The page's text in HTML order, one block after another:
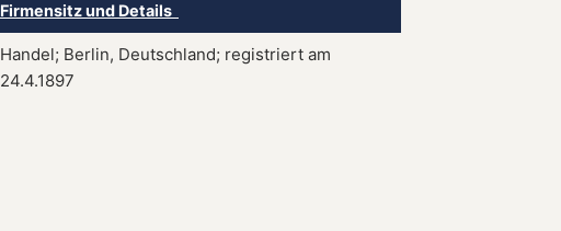
Firmensitz und Details
Handel; Berlin, Deutschland; registriert am
24.4.1897